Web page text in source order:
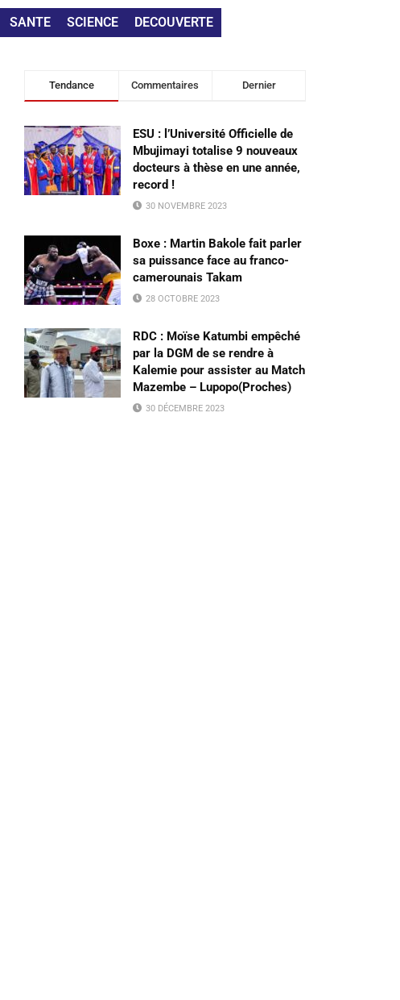
SANTE SCIENCE DECOUVERTE
Tendance Commentaires Dernier
ESU : l’Université Officielle de
Mbujimayi totalise 9 nouveaux
docteurs à thèse en une année,
record !
30 NOVEMBRE 2023
Boxe : Martin Bakole fait parler
sa puissance face au franco-
camerounais Takam
28 OCTOBRE 2023
RDC : Moïse Katumbi empêché
par la DGM de se rendre à
Kalemie pour assister au Match
Mazembe – Lupopo(Proches)
30 DÉCEMBRE 2023